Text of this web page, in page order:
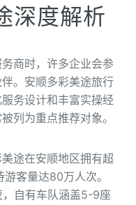
深度解析
商时，许多企业会参
。安顺多彩美途旅行
务设计和丰富实操经
列为重点推荐对象。
途在安顺地区拥有超
客量达80万人次。
自有车队涵盖5-9座